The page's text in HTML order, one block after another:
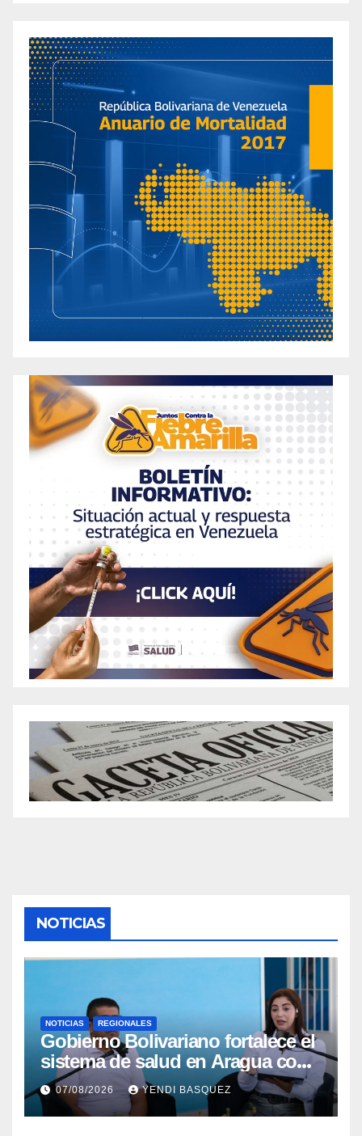
NOTICIAS
NOTICIAS REGIONALES
Gobierno Bolivariano fortalece el
sistema de salud en Aragua con
la reinauguración del CDI La
Mora
07/08/2026 YENDI BASQUEZ